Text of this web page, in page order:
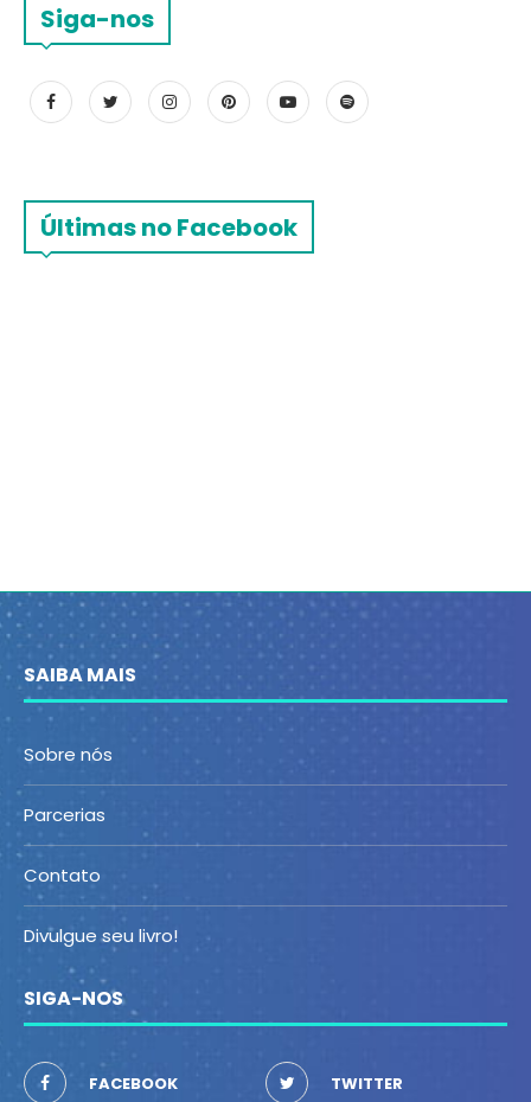
Siga-nos
Últimas no Facebook
SAIBA MAIS
Sobre nós
Parcerias
Contato
Divulgue seu livro!
SIGA-NOS
FACEBOOK TWITTER